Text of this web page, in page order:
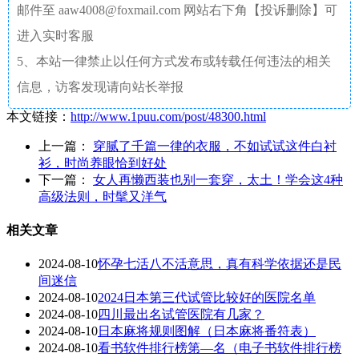
邮件至 aaw4008@foxmail.com 网站右下角【投诉删除】可
进入实时客服
5、本站一律禁止以任何方式发布或转载任何违法的相关
信息，访客发现请向站长举报
本文链接： http://www.1puu.com/post/48300.html
上一篇： 穿腻了千篇一律的衣服，不如试试这件白衬
衫，时尚养眼恰到好处
下一篇： 女人再懒西装也别一套穿，太土！学会这4种
高级法则，时髦又洋气
相关文章
2024-08-10怀孕七活八不活意思，真有科学依据还是民
间迷信
2024-08-102024日本第三代试管比较好的医院名单
2024-08-10四川最出名试管医院有几家？
2024-08-10日本麻将规则图解（日本麻将番符表）
2024-08-10看书软件排行榜第—名（电子书软件排行榜